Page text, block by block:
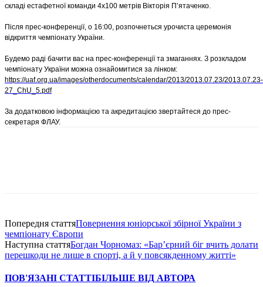
складі естафетної команди 4х100 метрів Вікторія П’ятаченко.
Після прес-конференції, о 16:00, розпочнеться урочиста церемонія
відкриття чемпіонату України.
Будемо раді бачити вас на прес-конференції та змаганнях. З розкладом
чемпіонату України можна ознайомитися за лінком:
https://uaf.org.ua/images/otherdocuments/calendar/2013/2013.07.23/2013.07.23-
27_ChU_5.pdf
За додатковою інформацією та акредитацією звертайтеся до прес-
секретаря ФЛАУ.
Попередня статтяПовернення юніорської збірної України з
чемпіонату Європи
Наступна статтяБогдан Чорномаз: «Бар’єрний біг вчить долати
перешкоди не лише в спорті, а й у повсякденному житті»
ПОВ'ЯЗАНІ СТАТТІБІЛЬШЕ ВІД АВТОРА